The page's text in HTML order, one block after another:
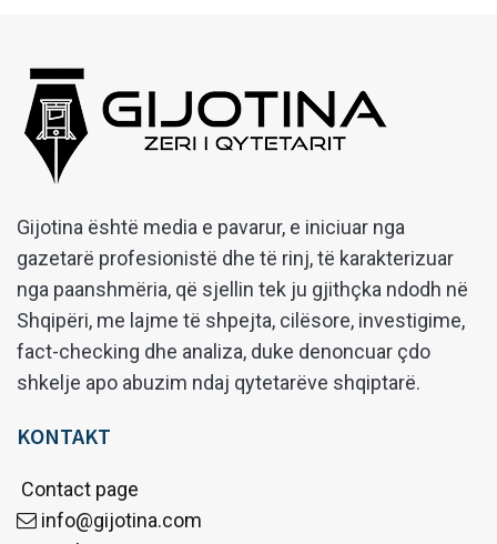
Gijotina është media e pavarur, e iniciuar nga
gazetarë profesionistë dhe të rinj, të karakterizuar
nga paanshmëria, që sjellin tek ju gjithçka ndodh në
Shqipëri, me lajme të shpejta, cilësore, investigime,
fact-checking dhe analiza, duke denoncuar çdo
shkelje apo abuzim ndaj qytetarëve shqiptarë.
KONTAKT
Contact page
info@gijotina.com